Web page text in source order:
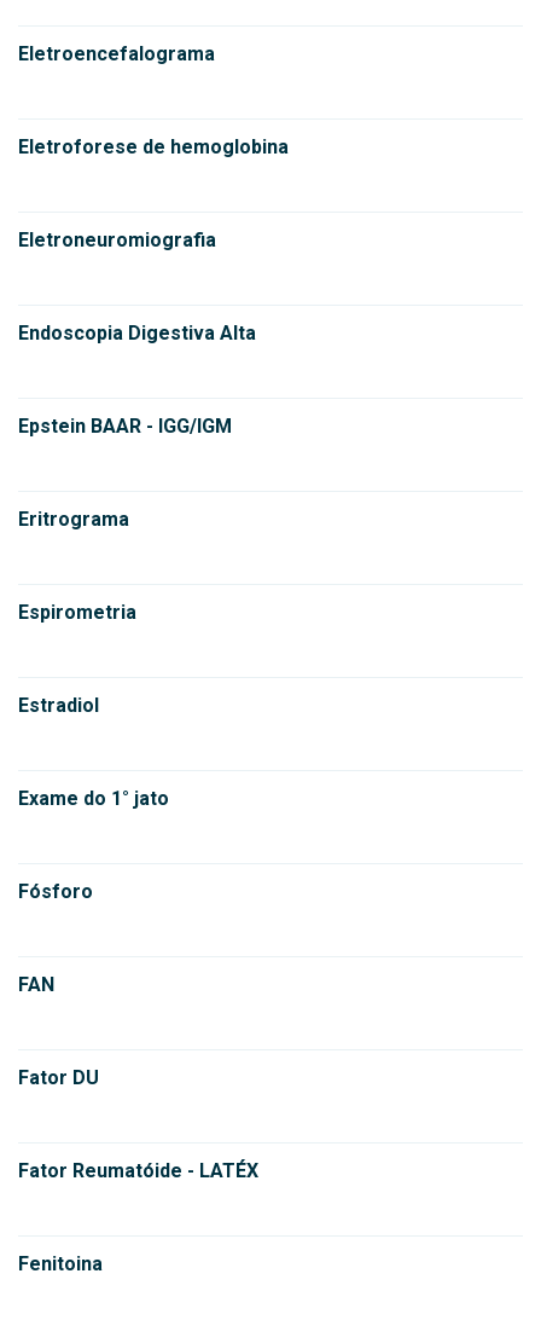
Eletroencefalograma
Eletroforese de hemoglobina
Eletroneuromiografia
Endoscopia Digestiva Alta
Epstein BAAR - IGG/IGM
Eritrograma
Espirometria
Estradiol
Exame do 1° jato
Fósforo
FAN
Fator DU
Fator Reumatóide - LATÉX
Fenitoina